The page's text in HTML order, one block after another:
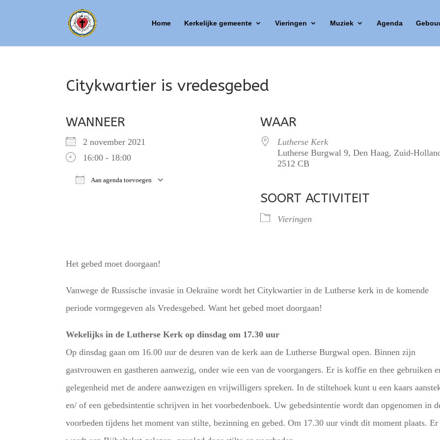
Home Kerkelijke gemeente Vieringen Muziek Agenda
Citykwartier is vredesgebed
WANNEER
2 november 2021
16:00 - 18:00
Aan agenda toevoegen
iCalendar
WAAR
Lutherse Kerk
Lutherse Burgwal 9, Den Haag, Zuid-
2512 CB
SOORT ACTIVITEIT
Vieringen
Het gebed moet doorgaan!
Vanwege de Russische invasie in Oekraïne wordt het Citykwartier in de Lutherse kerk in de komende
periode vormgegeven als Vredesgebed. Want het gebed moet doorgaan!
Wekelijks in de Lutherse Kerk op dinsdag om 17.30 uur
Op dinsdag gaan om 16.00 uur de deuren van de kerk aan de Lutherse Burgwal open. Binnen zijn
gastvrouwen en gastheren aanwezig, onder wie een van de voorgangers. Er is koffie en thee gebruiken
gelegenheid met de andere aanwezigen en vrijwilligers spreken. In de stiltehoek kunt u een kaars
en/ of een gebedsintentie schrijven in het voorbedenboek. Uw gebedsintentie wordt dan opgenomen in
voorbeden tijdens het moment van stilte, bezinning en gebed. Om 17.30 uur vindt dit moment plaats. Er